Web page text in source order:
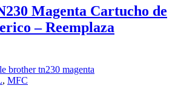
Magenta Cartucho de
– Reemplaza
, MFC